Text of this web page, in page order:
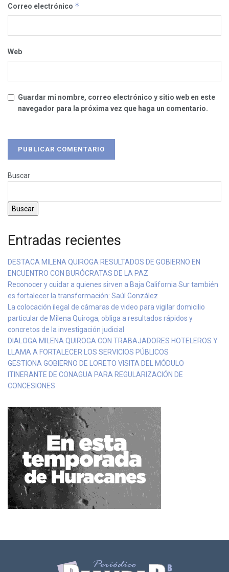
Correo electrónico *
Web
Guardar mi nombre, correo electrónico y sitio web en este
navegador para la próxima vez que haga un comentario.
Buscar
Buscar
Entradas recientes
DESTACA MILENA QUIROGA RESULTADOS DE GOBIERNO EN
ENCUENTRO CON BURÓCRATAS DE LA PAZ
Reconocer y cuidar a quienes sirven a Baja California Sur también
es fortalecer la transformación: Saúl González
La colocación ilegal de cámaras de video para vigilar domicilio
particular de Milena Quiroga, obliga a resultados rápidos y
concretos de la investigación judicial
DIALOGA MILENA QUIROGA CON TRABAJADORES HOTELEROS Y
LLAMA A FORTALECER LOS SERVICIOS PÚBLICOS
GESTIONA GOBIERNO DE LORETO VISITA DEL MÓDULO
ITINERANTE DE CONAGUA PARA REGULARIZACIÓN DE
CONCESIONES